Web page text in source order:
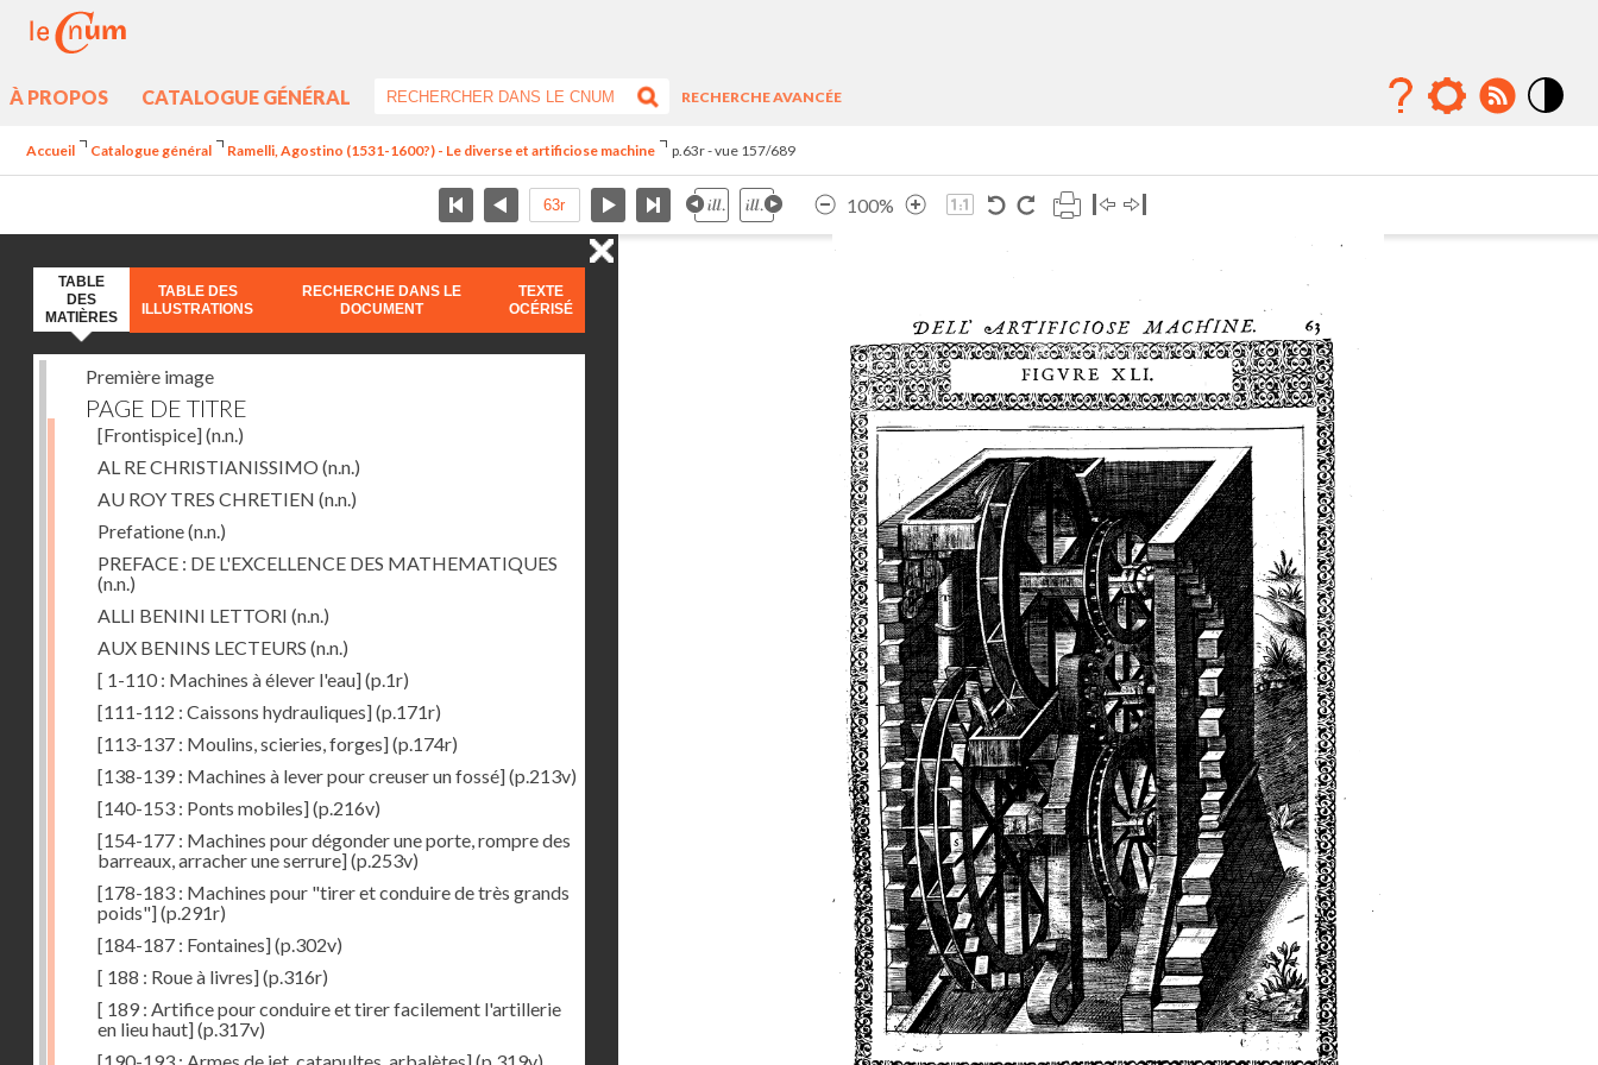
À PROPOS CATALOGUE GÉNÉRAL
RECHERCHE AVANCÉE
Accueil Catalogue général Ramelli, Agostino (1531-1600?) - Le diverse et artificiose machine p.63r - vue 157/689
100%
TABLE
DES
MATIÈRES
TABLE DES
ILLUSTRATIONS
RECHERCHE DANS LE
DOCUMENT
TEXTE
OCÉRISÉ
Première image
PAGE DE TITRE
[Frontispice](n.n.)
AL RE CHRISTIANISSIMO (n.n.)
AU ROY TRES CHRETIEN (n.n.)
Prefatione(n.n.)
PREFACE : DE L'EXCELLENCE DES MATHEMATIQUES
(n.n.)
ALLI BENINI LETTORI (n.n.)
AUX BENINS LECTEURS (n.n.)
[ 1-110 : Machines à élever l'eau](p.1r)
[111-112 : Caissons hydrauliques](p.171r)
[113-137 : Moulins, scieries, forges](p.174r)
[138-139 : Machines à lever pour creuser un fossé](p.213v)
[140-153 : Ponts mobiles](p.216v)
[154-177 : Machines pour dégonder une porte, rompre des
barreaux, arracher une serrure](p.253v)
[178-183 : Machines pour "tirer et conduire de très grands
poids"](p.291r)
[184-187 : Fontaines](p.302v)
[ 188 : Roue à livres](p.316r)
[ 189 : Artifice pour conduire et tirer facilement l'artillerie
en lieu haut](p.317v)